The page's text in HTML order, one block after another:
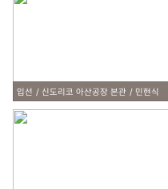
입선 신도리코 아산공장 본관 민현식